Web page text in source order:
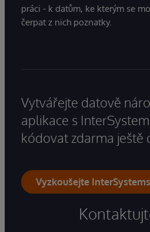
práci - k datům, ke kterým se
čerpat z nich poznatky.
Vytvářejte datově
aplikace s
kódovat zdarma ještě
Vyzkoušejte